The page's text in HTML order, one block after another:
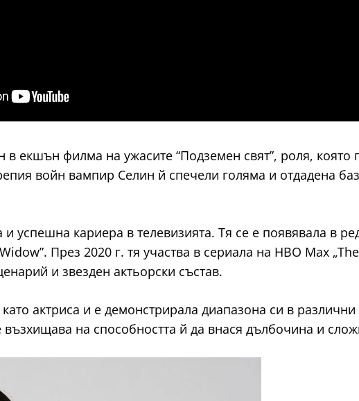
в екшън филма на ужасите “Подземен свят”, роля,
войн вампир Селин й спечели голяма и отдадена
успешна кариера в телевизията. Тя се е появявала в
През 2020 г. тя участва в сериала на HBO Max
и звезден актьорски състав.
актриса и е демонстрирала диапазона си в
на способността й да внася дълбочина и